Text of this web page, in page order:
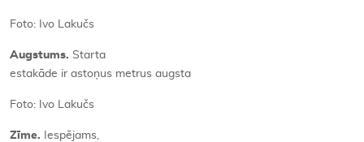
Foto: Ivo Lakučs
Augstums. Starta
estakāde ir astoņus metrus augsta
Foto: Ivo Lakučs
Zīme.
Iespējams,